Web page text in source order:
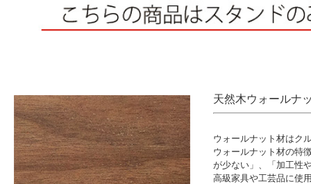
天然木ウォールナ
ウォールナット材はク
ウォールナット材の特
が少ない」、「加工性
高級家具や工芸品に使